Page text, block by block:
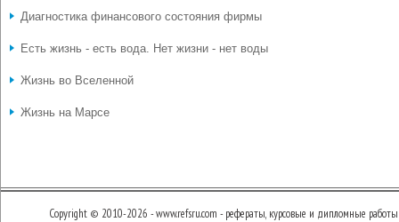
Диагностика финансового состояния фирмы
Есть жизнь - есть вода. Нет жизни - нет воды
Жизнь во Вселенной
Жизнь на Марсе
Copyright © 2010-2026 - www.refsru.com - рефераты, курсовые и дипломные работы